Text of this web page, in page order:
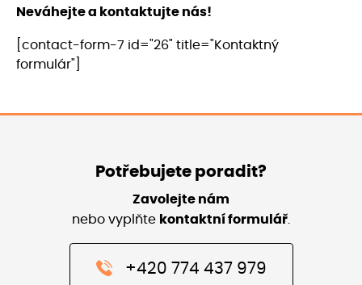
Neváhejte a kontaktujte nás!
[contact-form-7 id="26" title="Kontaktný
formulár"]
Potřebujete poradit?
Zavolejte nám
nebo vyplňte kontaktní formulář
+420 774 437 979